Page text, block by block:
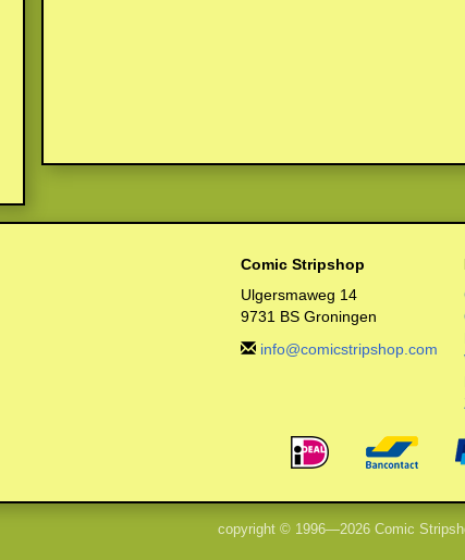
Comic Stripshop
Ulgersmaweg 14
9731 BS Groningen
info@comicstripshop.com
copyright © 1996—2026 Comic